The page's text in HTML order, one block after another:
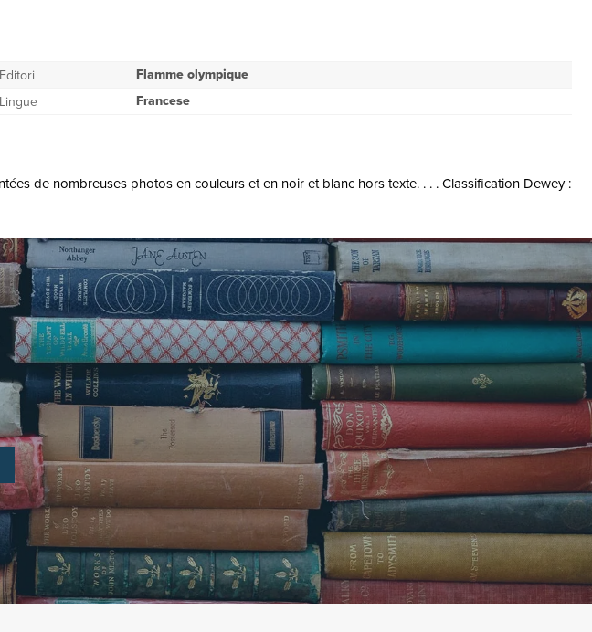
Editori Flamme olympique
Lingue Francese
de nombreuses photos en couleurs et en noir et blanc hors texte. . . . Classification Dewey :